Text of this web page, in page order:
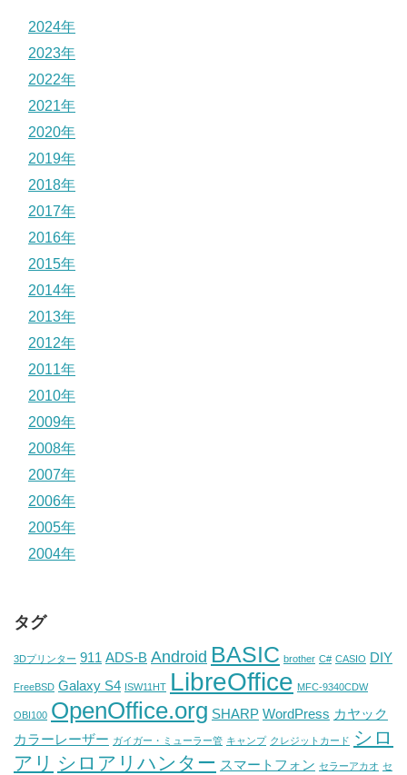
2024年
2023年
2022年
2021年
2020年
2019年
2018年
2017年
2016年
2015年
2014年
2013年
2012年
2011年
2010年
2009年
2008年
2007年
2006年
2005年
2004年
タグ
3Dプリンター 911 ADS-B Android BASIC brother C# CASIO DIY
FreeBSD Galaxy S4 ISW11HT LibreOffice MFC-9340CDW
OBI100 OpenOffice.org SHARP WordPress カヤック
カラーレーザー ガイガー・ミューラー管 キャンプ クレジットカード シロ
アリ シロアリハンター スマートフォン セラーアカオ セ